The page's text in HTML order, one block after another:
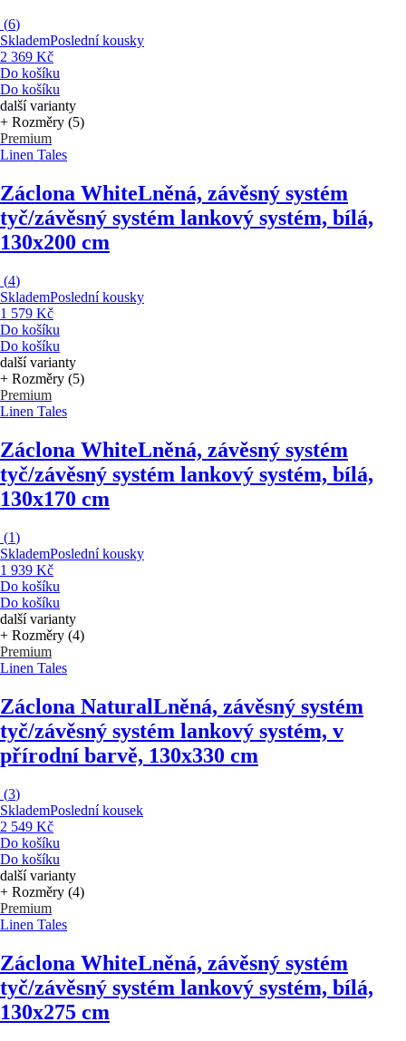
(6)
SklademPoslední kousky
2 369 Kč
Do košíku
Do košíku
další varianty
+ Rozměry (5)
Premium
Linen Tales
Záclona WhiteLněná, závěsný systém
tyč/závěsný systém lankový systém, bílá,
130x200 cm
(4)
SklademPoslední kousky
1 579 Kč
Do košíku
Do košíku
další varianty
+ Rozměry (5)
Premium
Linen Tales
Záclona WhiteLněná, závěsný systém
tyč/závěsný systém lankový systém, bílá,
130x170 cm
(1)
SklademPoslední kousky
1 939 Kč
Do košíku
Do košíku
další varianty
+ Rozměry (4)
Premium
Linen Tales
Záclona NaturalLněná, závěsný systém
tyč/závěsný systém lankový systém, v
přírodní barvě, 130x330 cm
(3)
SklademPoslední kousek
2 549 Kč
Do košíku
Do košíku
další varianty
+ Rozměry (4)
Premium
Linen Tales
Záclona WhiteLněná, závěsný systém
tyč/závěsný systém lankový systém, bílá,
130x275 cm